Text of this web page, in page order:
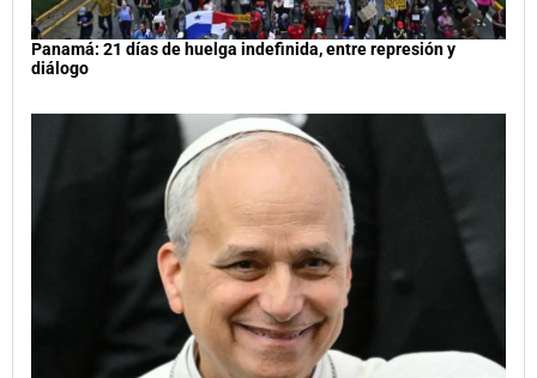
Panamá: 21 días de huelga indefinida, entre represión y
diálogo